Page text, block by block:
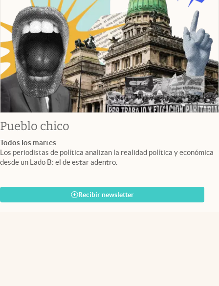
Pueblo chico
Todos los martes
Los periodistas de política analizan la realidad política y económica
desde un Lado B: el de estar adentro.
Recibir newsletter